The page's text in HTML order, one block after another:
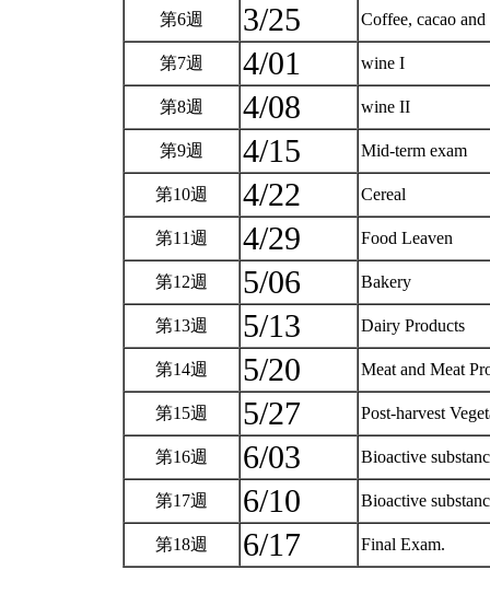
第6週 3/25 Coffee, cacao
第7週 4/01 wine I
第8週 4/08 wine II
第9週 4/15 Mid-term exam
第10週 4/22 Cereal
第11週 4/29 Food Leaven
第12週 5/06 Bakery
第13週 5/13 Dairy Products
第14週 5/20 Meat and Meat
第15週 5/27 Post-harvest
第16週 6/03 Bioactive
第17週 6/10 Bioactive
第18週 6/17 Final Exam.